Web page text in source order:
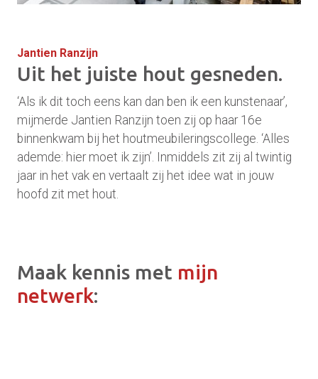
Jantien Ranzijn
Uit het juiste hout gesneden.
‘Als ik dit toch eens kan dan ben ik een kunstenaar’,
mijmerde Jantien Ranzijn toen zij op haar 16e
binnenkwam bij het houtmeubileringscollege. ‘Alles
ademde: hier moet ik zijn’. Inmiddels zit zij al twintig
jaar in het vak en vertaalt zij het idee wat in jouw
hoofd zit met hout.
Maak kennis met mijn
netwerk: